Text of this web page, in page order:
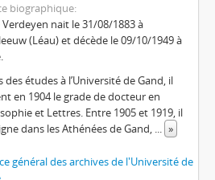
biographique
Verdeyen nait le 31/08/1883 à
(Léau) et décède le 09/10/1949 à
des études à l’Université de Gand, il
en 1904 le grade de docteur en
et Lettres. Entre 1905 et 1919, il
dans les Athénées de Gand, ... »
général des archives de l'Université de